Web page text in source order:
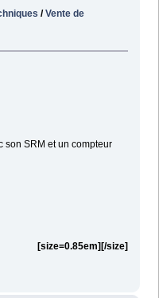
/Vente de
son SRM et un compteur
[size=0.85em] [/size]